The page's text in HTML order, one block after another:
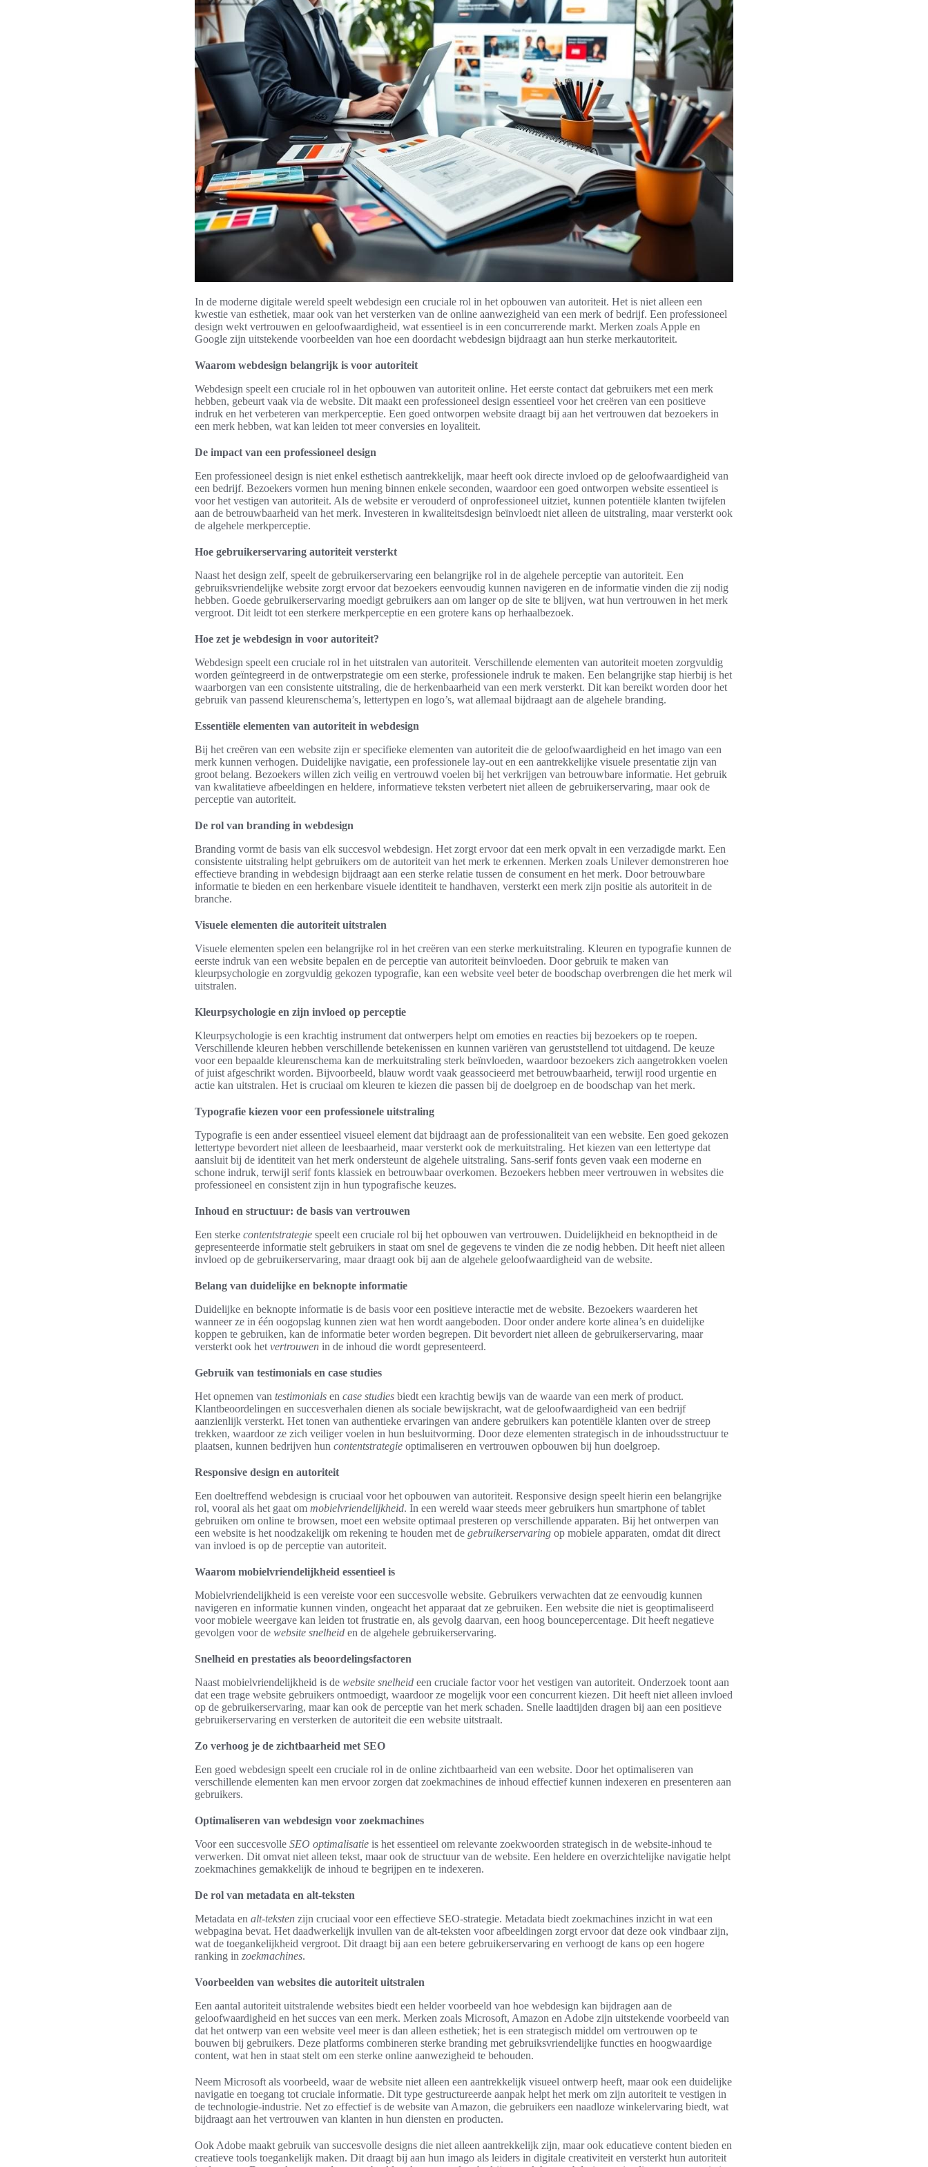
In de moderne digitale wereld speelt webdesign een cruciale rol in het opbouwen van autoriteit. Het is niet alleen een
kwestie van esthetiek, maar ook van het versterken van de online aanwezigheid van een merk of bedrijf. Een professioneel
design wekt vertrouwen en geloofwaardigheid, wat essentieel is in een concurrerende markt. Merken zoals Apple en
Google zijn uitstekende voorbeelden van hoe een doordacht webdesign bijdraagt aan hun sterke merkautoriteit.
Waarom webdesign belangrijk is voor autoriteit
Webdesign speelt een cruciale rol in het opbouwen van autoriteit online. Het eerste contact dat gebruikers met een merk
hebben, gebeurt vaak via de website. Dit maakt een professioneel design essentieel voor het creëren van een positieve
indruk en het verbeteren van merkperceptie. Een goed ontworpen website draagt bij aan het vertrouwen dat bezoekers in
een merk hebben, wat kan leiden tot meer conversies en loyaliteit.
De impact van een professioneel design
Een professioneel design is niet enkel esthetisch aantrekkelijk, maar heeft ook directe invloed op de geloofwaardigheid van
een bedrijf. Bezoekers vormen hun mening binnen enkele seconden, waardoor een goed ontworpen website essentieel is
voor het vestigen van autoriteit. Als de website er verouderd of onprofessioneel uitziet, kunnen potentiële klanten twijfelen
aan de betrouwbaarheid van het merk. Investeren in kwaliteitsdesign beïnvloedt niet alleen de uitstraling, maar versterkt ook
de algehele merkperceptie.
Hoe gebruikerservaring autoriteit versterkt
Naast het design zelf, speelt de gebruikerservaring een belangrijke rol in de algehele perceptie van autoriteit. Een
gebruiksvriendelijke website zorgt ervoor dat bezoekers eenvoudig kunnen navigeren en de informatie vinden die zij nodig
hebben. Goede gebruikerservaring moedigt gebruikers aan om langer op de site te blijven, wat hun vertrouwen in het merk
vergroot. Dit leidt tot een sterkere merkperceptie en een grotere kans op herhaalbezoek.
Hoe zet je webdesign in voor autoriteit?
Webdesign speelt een cruciale rol in het uitstralen van autoriteit. Verschillende elementen van autoriteit moeten zorgvuldig
worden geïntegreerd in de ontwerpstrategie om een sterke, professionele indruk te maken. Een belangrijke stap hierbij is het
waarborgen van een consistente uitstraling, die de herkenbaarheid van een merk versterkt. Dit kan bereikt worden door het
gebruik van passend kleurenschema’s, lettertypen en logo’s, wat allemaal bijdraagt aan de algehele branding.
Essentiële elementen van autoriteit in webdesign
Bij het creëren van een website zijn er specifieke elementen van autoriteit die de geloofwaardigheid en het imago van een
merk kunnen verhogen. Duidelijke navigatie, een professionele lay-out en een aantrekkelijke visuele presentatie zijn van
groot belang. Bezoekers willen zich veilig en vertrouwd voelen bij het verkrijgen van betrouwbare informatie. Het gebruik
van kwalitatieve afbeeldingen en heldere, informatieve teksten verbetert niet alleen de gebruikerservaring, maar ook de
perceptie van autoriteit.
De rol van branding in webdesign
Branding vormt de basis van elk succesvol webdesign. Het zorgt ervoor dat een merk opvalt in een verzadigde markt. Een
consistente uitstraling helpt gebruikers om de autoriteit van het merk te erkennen. Merken zoals Unilever demonstreren hoe
effectieve branding in webdesign bijdraagt aan een sterke relatie tussen de consument en het merk. Door betrouwbare
informatie te bieden en een herkenbare visuele identiteit te handhaven, versterkt een merk zijn positie als autoriteit in de
branche.
Visuele elementen die autoriteit uitstralen
Visuele elementen spelen een belangrijke rol in het creëren van een sterke merkuitstraling. Kleuren en typografie kunnen de
eerste indruk van een website bepalen en de perceptie van autoriteit beïnvloeden. Door gebruik te maken van
kleurpsychologie en zorgvuldig gekozen typografie, kan een website veel beter de boodschap overbrengen die het merk wil
uitstralen.
Kleurpsychologie en zijn invloed op perceptie
Kleurpsychologie is een krachtig instrument dat ontwerpers helpt om emoties en reacties bij bezoekers op te roepen.
Verschillende kleuren hebben verschillende betekenissen en kunnen variëren van geruststellend tot uitdagend. De keuze
voor een bepaalde kleurenschema kan de merkuitstraling sterk beïnvloeden, waardoor bezoekers zich aangetrokken voelen
of juist afgeschrikt worden. Bijvoorbeeld, blauw wordt vaak geassocieerd met betrouwbaarheid, terwijl rood urgentie en
actie kan uitstralen. Het is cruciaal om kleuren te kiezen die passen bij de doelgroep en de boodschap van het merk.
Typografie kiezen voor een professionele uitstraling
Typografie is een ander essentieel visueel element dat bijdraagt aan de professionaliteit van een website. Een goed gekozen
lettertype bevordert niet alleen de leesbaarheid, maar versterkt ook de merkuitstraling. Het kiezen van een lettertype dat
aansluit bij de identiteit van het merk ondersteunt de algehele uitstraling. Sans-serif fonts geven vaak een moderne en
schone indruk, terwijl serif fonts klassiek en betrouwbaar overkomen. Bezoekers hebben meer vertrouwen in websites die
professioneel en consistent zijn in hun typografische keuzes.
Inhoud en structuur: de basis van vertrouwen
Een sterke contentstrategie speelt een cruciale rol bij het opbouwen van vertrouwen. Duidelijkheid en beknoptheid in de
gepresenteerde informatie stelt gebruikers in staat om snel de gegevens te vinden die ze nodig hebben. Dit heeft niet alleen
invloed op de gebruikerservaring, maar draagt ook bij aan de algehele geloofwaardigheid van de website.
Belang van duidelijke en beknopte informatie
Duidelijke en beknopte informatie is de basis voor een positieve interactie met de website. Bezoekers waarderen het
wanneer ze in één oogopslag kunnen zien wat hen wordt aangeboden. Door onder andere korte alinea’s en duidelijke
koppen te gebruiken, kan de informatie beter worden begrepen. Dit bevordert niet alleen de gebruikerservaring, maar
versterkt ook het vertrouwen in de inhoud die wordt gepresenteerd.
Gebruik van testimonials en case studies
Het opnemen van testimonials en case studies biedt een krachtig bewijs van de waarde van een merk of product.
Klantbeoordelingen en succesverhalen dienen als sociale bewijskracht, wat de geloofwaardigheid van een bedrijf
aanzienlijk versterkt. Het tonen van authentieke ervaringen van andere gebruikers kan potentiële klanten over de streep
trekken, waardoor ze zich veiliger voelen in hun besluitvorming. Door deze elementen strategisch in de inhoudsstructuur te
plaatsen, kunnen bedrijven hun contentstrategie optimaliseren en vertrouwen opbouwen bij hun doelgroep.
Responsive design en autoriteit
Een doeltreffend webdesign is cruciaal voor het opbouwen van autoriteit. Responsive design speelt hierin een belangrijke
rol, vooral als het gaat om mobielvriendelijkheid. In een wereld waar steeds meer gebruikers hun smartphone of tablet
gebruiken om online te browsen, moet een website optimaal presteren op verschillende apparaten. Bij het ontwerpen van
een website is het noodzakelijk om rekening te houden met de gebruikerservaring op mobiele apparaten, omdat dit direct
van invloed is op de perceptie van autoriteit.
Waarom mobielvriendelijkheid essentieel is
Mobielvriendelijkheid is een vereiste voor een succesvolle website. Gebruikers verwachten dat ze eenvoudig kunnen
navigeren en informatie kunnen vinden, ongeacht het apparaat dat ze gebruiken. Een website die niet is geoptimaliseerd
voor mobiele weergave kan leiden tot frustratie en, als gevolg daarvan, een hoog bouncepercentage. Dit heeft negatieve
gevolgen voor de website snelheid en de algehele gebruikerservaring.
Snelheid en prestaties als beoordelingsfactoren
Naast mobielvriendelijkheid is de website snelheid een cruciale factor voor het vestigen van autoriteit. Onderzoek toont aan
dat een trage website gebruikers ontmoedigt, waardoor ze mogelijk voor een concurrent kiezen. Dit heeft niet alleen invloed
op de gebruikerservaring, maar kan ook de perceptie van het merk schaden. Snelle laadtijden dragen bij aan een positieve
gebruikerservaring en versterken de autoriteit die een website uitstraalt.
Zo verhoog je de zichtbaarheid met SEO
Een goed webdesign speelt een cruciale rol in de online zichtbaarheid van een website. Door het optimaliseren van
verschillende elementen kan men ervoor zorgen dat zoekmachines de inhoud effectief kunnen indexeren en presenteren aan
gebruikers.
Optimaliseren van webdesign voor zoekmachines
Voor een succesvolle SEO optimalisatie is het essentieel om relevante zoekwoorden strategisch in de website-inhoud te
verwerken. Dit omvat niet alleen tekst, maar ook de structuur van de website. Een heldere en overzichtelijke navigatie helpt
zoekmachines gemakkelijk de inhoud te begrijpen en te indexeren.
De rol van metadata en alt-teksten
Metadata en alt-teksten zijn cruciaal voor een effectieve SEO-strategie. Metadata biedt zoekmachines inzicht in wat een
webpagina bevat. Het daadwerkelijk invullen van de alt-teksten voor afbeeldingen zorgt ervoor dat deze ook vindbaar zijn,
wat de toegankelijkheid vergroot. Dit draagt bij aan een betere gebruikerservaring en verhoogt de kans op een hogere
ranking in zoekmachines.
Voorbeelden van websites die autoriteit uitstralen
Een aantal autoriteit uitstralende websites biedt een helder voorbeeld van hoe webdesign kan bijdragen aan de
geloofwaardigheid en het succes van een merk. Merken zoals Microsoft, Amazon en Adobe zijn uitstekende voorbeeld van
dat het ontwerp van een website veel meer is dan alleen esthetiek; het is een strategisch middel om vertrouwen op te
bouwen bij gebruikers. Deze platforms combineren sterke branding met gebruiksvriendelijke functies en hoogwaardige
content, wat hen in staat stelt om een sterke online aanwezigheid te behouden.
Neem Microsoft als voorbeeld, waar de website niet alleen een aantrekkelijk visueel ontwerp heeft, maar ook een duidelijke
navigatie en toegang tot cruciale informatie. Dit type gestructureerde aanpak helpt het merk om zijn autoriteit te vestigen in
de technologie-industrie. Net zo effectief is de website van Amazon, die gebruikers een naadloze winkelervaring biedt, wat
bijdraagt aan het vertrouwen van klanten in hun diensten en producten.
Ook Adobe maakt gebruik van succesvolle designs die niet alleen aantrekkelijk zijn, maar ook educatieve content bieden en
creatieve tools toegankelijk maken. Dit draagt bij aan hun imago als leiders in digitale creativiteit en versterkt hun autoriteit